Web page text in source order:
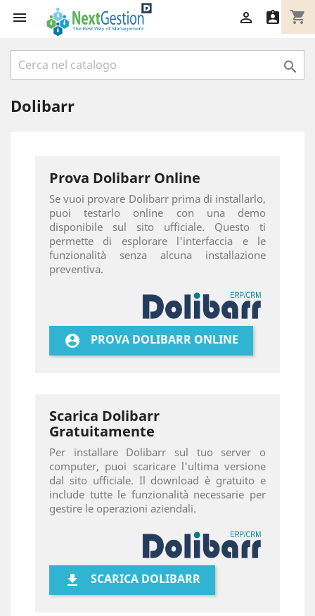
 shopping_cart
 

Dolibarr
Prova Dolibarr Online
Se vuoi provare Dolibarr prima di installarlo,
puoi testarlo online con una demo
disponibile sul sito ufficiale. Questo ti
permette di esplorare l'interfaccia e le
funzionalità senza alcuna installazione
preventiva.
 PROVA DOLIBARR ONLINE
Scarica Dolibarr
Gratuitamente
Per installare Dolibarr sul tuo server o
computer, puoi scaricare l'ultima versione
dal sito ufficiale. Il download è gratuito e
include tutte le funzionalità necessarie per
gestire le operazioni aziendali.
get_app SCARICA DOLIBARR